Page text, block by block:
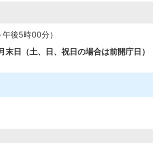
後5時00分）
末日（土、日、祝日の場合は前開庁日）